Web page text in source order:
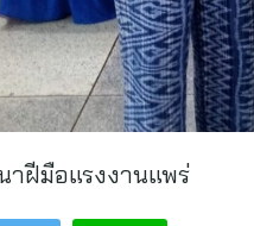
ฝีมือแรงงานแพร่